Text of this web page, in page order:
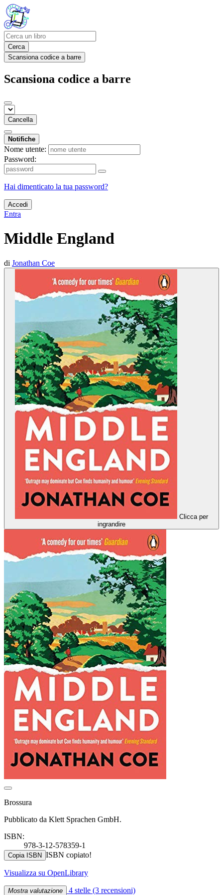
Cerca
Scansiona codice a barre
Scansiona codice a barre
Cancella
Notifiche
Nome utente:
Password:
Hai dimenticato la tua password?
Accedi
Entra
Middle England
di Jonathan Coe
Clicca per
ingrandire
Brossura
Pubblicato da Klett Sprachen GmbH.
ISBN:
978-3-12-578359-1
Copia ISBN ISBN copiato!
Visualizza su OpenLibrary
Mostra valutazione 4 stelle (3 recensioni)